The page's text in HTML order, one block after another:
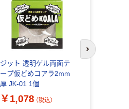
ジット 透明ゲル両面テ
ープ仮どめコアラ2mm
厚 JK-01 1個
￥1,078 （税込）
次のスライド